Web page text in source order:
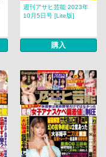
週刊アサヒ芸能 2023年
10月5日号 [Lite版]
購入